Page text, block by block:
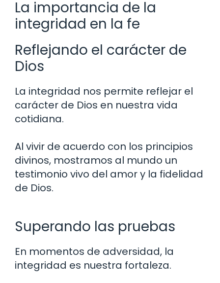
La importancia de la
integridad en la fe
Reflejando el carácter de
Dios
La integridad nos permite reflejar el
carácter de Dios en nuestra vida
cotidiana.
Al vivir de acuerdo con los principios
divinos, mostramos al mundo un
testimonio vivo del amor y la fidelidad
de Dios.
Superando las pruebas
En momentos de adversidad, la
integridad es nuestra fortaleza.